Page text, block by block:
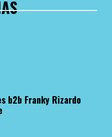
b2b Franky Rizardo